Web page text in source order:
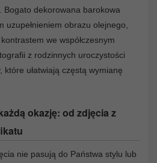
Bogato dekorowana barokowa
uzupełnieniem obrazu olejnego,
we współczesnym
z rodzinnych uroczystości
ułatwiają częstą wymianę
okazję: od zdjęcia z
nie pasują do Państwa stylu lub